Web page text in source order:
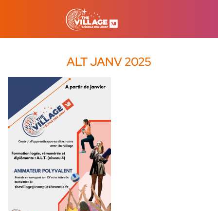
ALT JANV 2025